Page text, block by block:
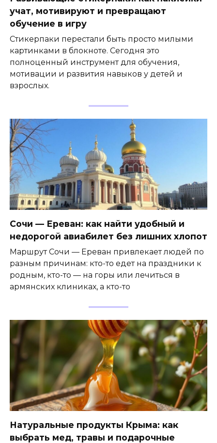
учат, мотивируют и превращают
обучение в игру
Стикерпаки перестали быть просто милыми
картинками в блокноте. Сегодня это
полноценный инструмент для обучения,
мотивации и развития навыков у детей и
взрослых.
Сочи — Ереван: как найти удобный и
недорогой авиабилет без лишних хлопот
Маршрут Сочи — Ереван привлекает людей по
разным причинам: кто-то едет на праздники к
родным, кто-то — на горы или лечиться в
армянских клиниках, а кто-то
Натуральные продукты Крыма: как
выбрать мед, травы и подарочные